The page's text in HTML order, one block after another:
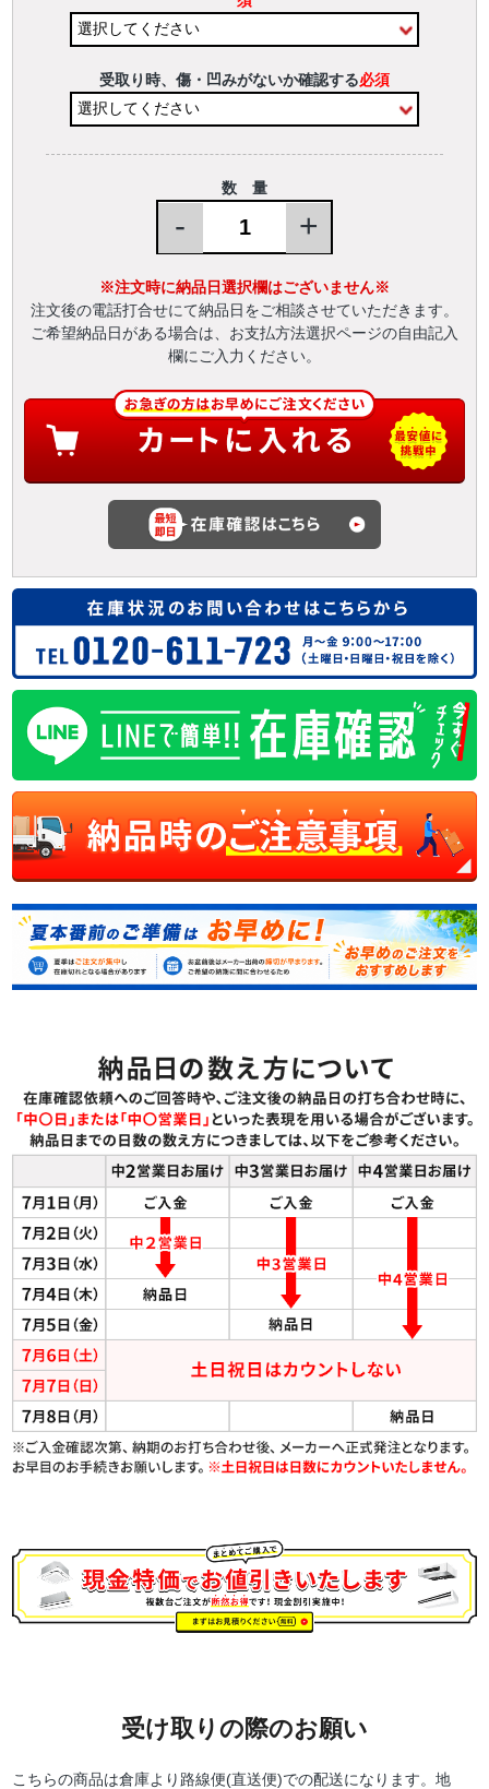
受取り時、傷・凹みがないか確認する必須
数 量
- +
※注文時に納品日選択欄はございません※
注文後の電話打合せにて納品日をご相談させていただきます。
ご希望納品日がある場合は、お支払方法選択ページの自由記入
欄にご入力ください。
受け取りの際のお願い
こちらの商品は倉庫より路線便(直送便)での配送になります。地